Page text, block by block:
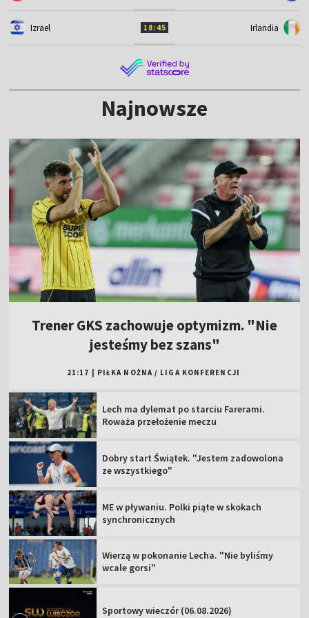
Izrael 18:45 Irlandia
Najnowsze
Trener GKS zachowuje optymizm. "Nie
jesteśmy bez szans"
21:17 PIŁKA NOŻNA / LIGA KONFERENCJI
Lech ma dylemat po starciu Farerami.
Roważa przełożenie meczu
Dobry start Świątek. "Jestem zadowolona
ze wszystkiego"
ME w pływaniu. Polki piąte w skokach
synchronicznych
Wierzą w pokonanie Lecha. "Nie byliśmy
wcale gorsi"
Sportowy wieczór (06.08.2026)